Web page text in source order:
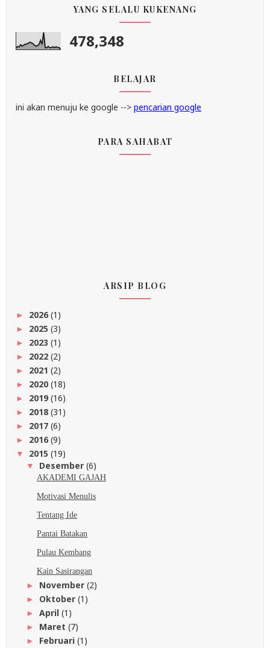
YANG SELALU KUKENANG
478,348
BELAJAR
ini akan menuju ke google --> pencarian google
PARA SAHABAT
ARSIP BLOG
► 2026(1)
► 2025 (3)
► 2023 (1)
► 2022 (2)
► 2021 (2)
► 2020 (18)
► 2019(16)
► 2018 (31)
► 2017 (6)
► 2016(9)
▼ 2015 (19)
▼ Desember (6)
AKADEMI GAJAH
Motivasi Menulis
Tentang Ide
Pantai Batakan
Pulau Kembang
Kain Sasirangan
► November (2)
► Oktober (1)
► April (1)
► Maret (7)
► Februari (1)